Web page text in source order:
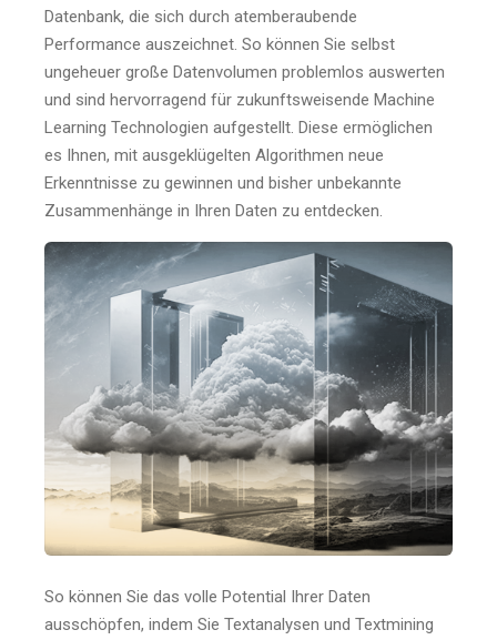
Datenbank, die sich durch atemberaubende
Performance auszeichnet. So können Sie selbst
ungeheuer große Datenvolumen problemlos auswerten
und sind hervorragend für zukunftsweisende Machine
Learning Technologien aufgestellt. Diese ermöglichen
es Ihnen, mit ausgeklügelten Algorithmen neue
Erkenntnisse zu gewinnen und bisher unbekannte
Zusammenhänge in Ihren Daten zu entdecken.
So können Sie das volle Potential Ihrer Daten
ausschöpfen, indem Sie Textanalysen und Textmining